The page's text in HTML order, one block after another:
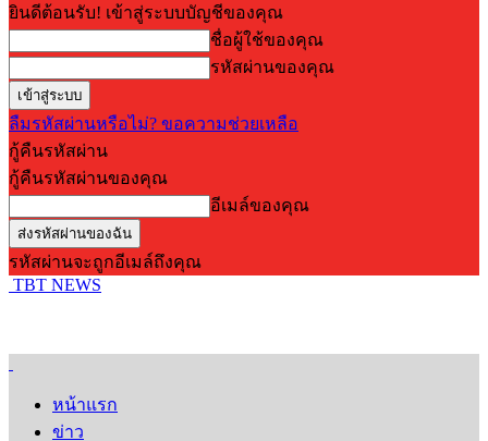
ยินดีต้อนรับ! เข้าสู่ระบบบัญชีของคุณ
ชื่อผู้ใช้ของคุณ
รหัสผ่านของคุณ
ลืมรหัสผ่านหรือไม่? ขอความช่วยเหลือ
กู้คืนรหัสผ่าน
กู้คืนรหัสผ่านของคุณ
อีเมล์ของคุณ
รหัสผ่านจะถูกอีเมล์ถึงคุณ
TBT NEWS
หน้าแรก
ข่าว